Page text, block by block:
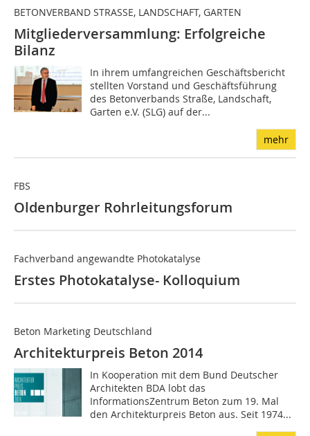
BETONVERBAND STRASSE, LANDSCHAFT, GARTEN
Mitgliederversammlung: Erfolgreiche
Bilanz
In ihrem umfangreichen Geschäftsbericht
stellten Vorstand und Geschäftsführung
des Betonverbands Straße, Landschaft,
Garten e.V. (SLG) auf der...
mehr
FBS
Oldenburger Rohrleitungsforum
Fachverband angewandte Photokatalyse
Erstes Photokatalyse- Kolloquium
Beton Marketing Deutschland
Architekturpreis Beton 2014
In Kooperation mit dem Bund Deutscher
Architekten BDA lobt das
InformationsZentrum Beton zum 19. Mal
den Architekturpreis Beton aus. Seit 1974...